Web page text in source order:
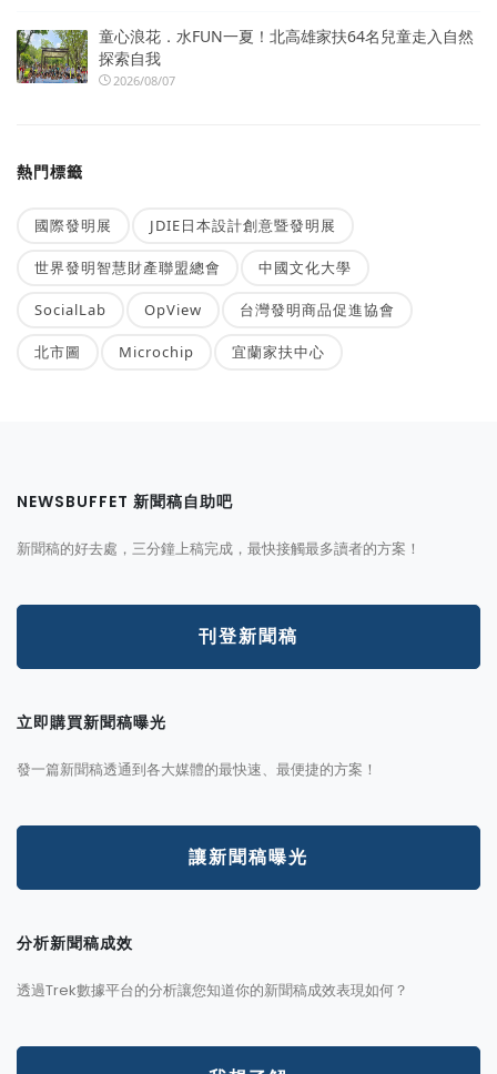
童心浪花．水FUN一夏！北高雄家扶64名兒童走入自然
探索自我
2026/08/07
熱門標籤
國際發明展 JDIE日本設計創意暨發明展
世界發明智慧財產聯盟總會 中國文化大學
SocialLab OpView 台灣發明商品促進協會
北市圖 Microchip 宜蘭家扶中心
NEWSBUFFET 新聞稿自助吧
新聞稿的好去處，三分鐘上稿完成，最快接觸最多讀者的方案！
刊登新聞稿
立即購買新聞稿曝光
發一篇新聞稿透通到各大媒體的最快速、最便捷的方案！
讓新聞稿曝光
分析新聞稿成效
透過Trek數據平台的分析讓您知道你的新聞稿成效表現如何？